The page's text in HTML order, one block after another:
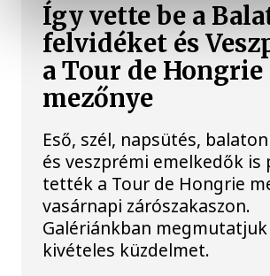
Így vette be a
felvidéket és
a Tour de Hongrie
mezőnye
Eső, szél, napsütés,
és veszprémi emelkedők is
tették a Tour de Hongrie
vasárnapi zárószakaszon.
Galériánkban megmutatjuk
kivételes küzdelmet.